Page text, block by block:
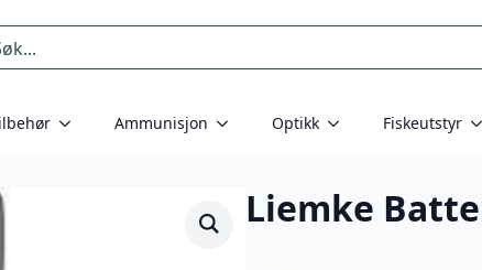
Ammunisjon Optikk Fiskeutstyr
Liemke